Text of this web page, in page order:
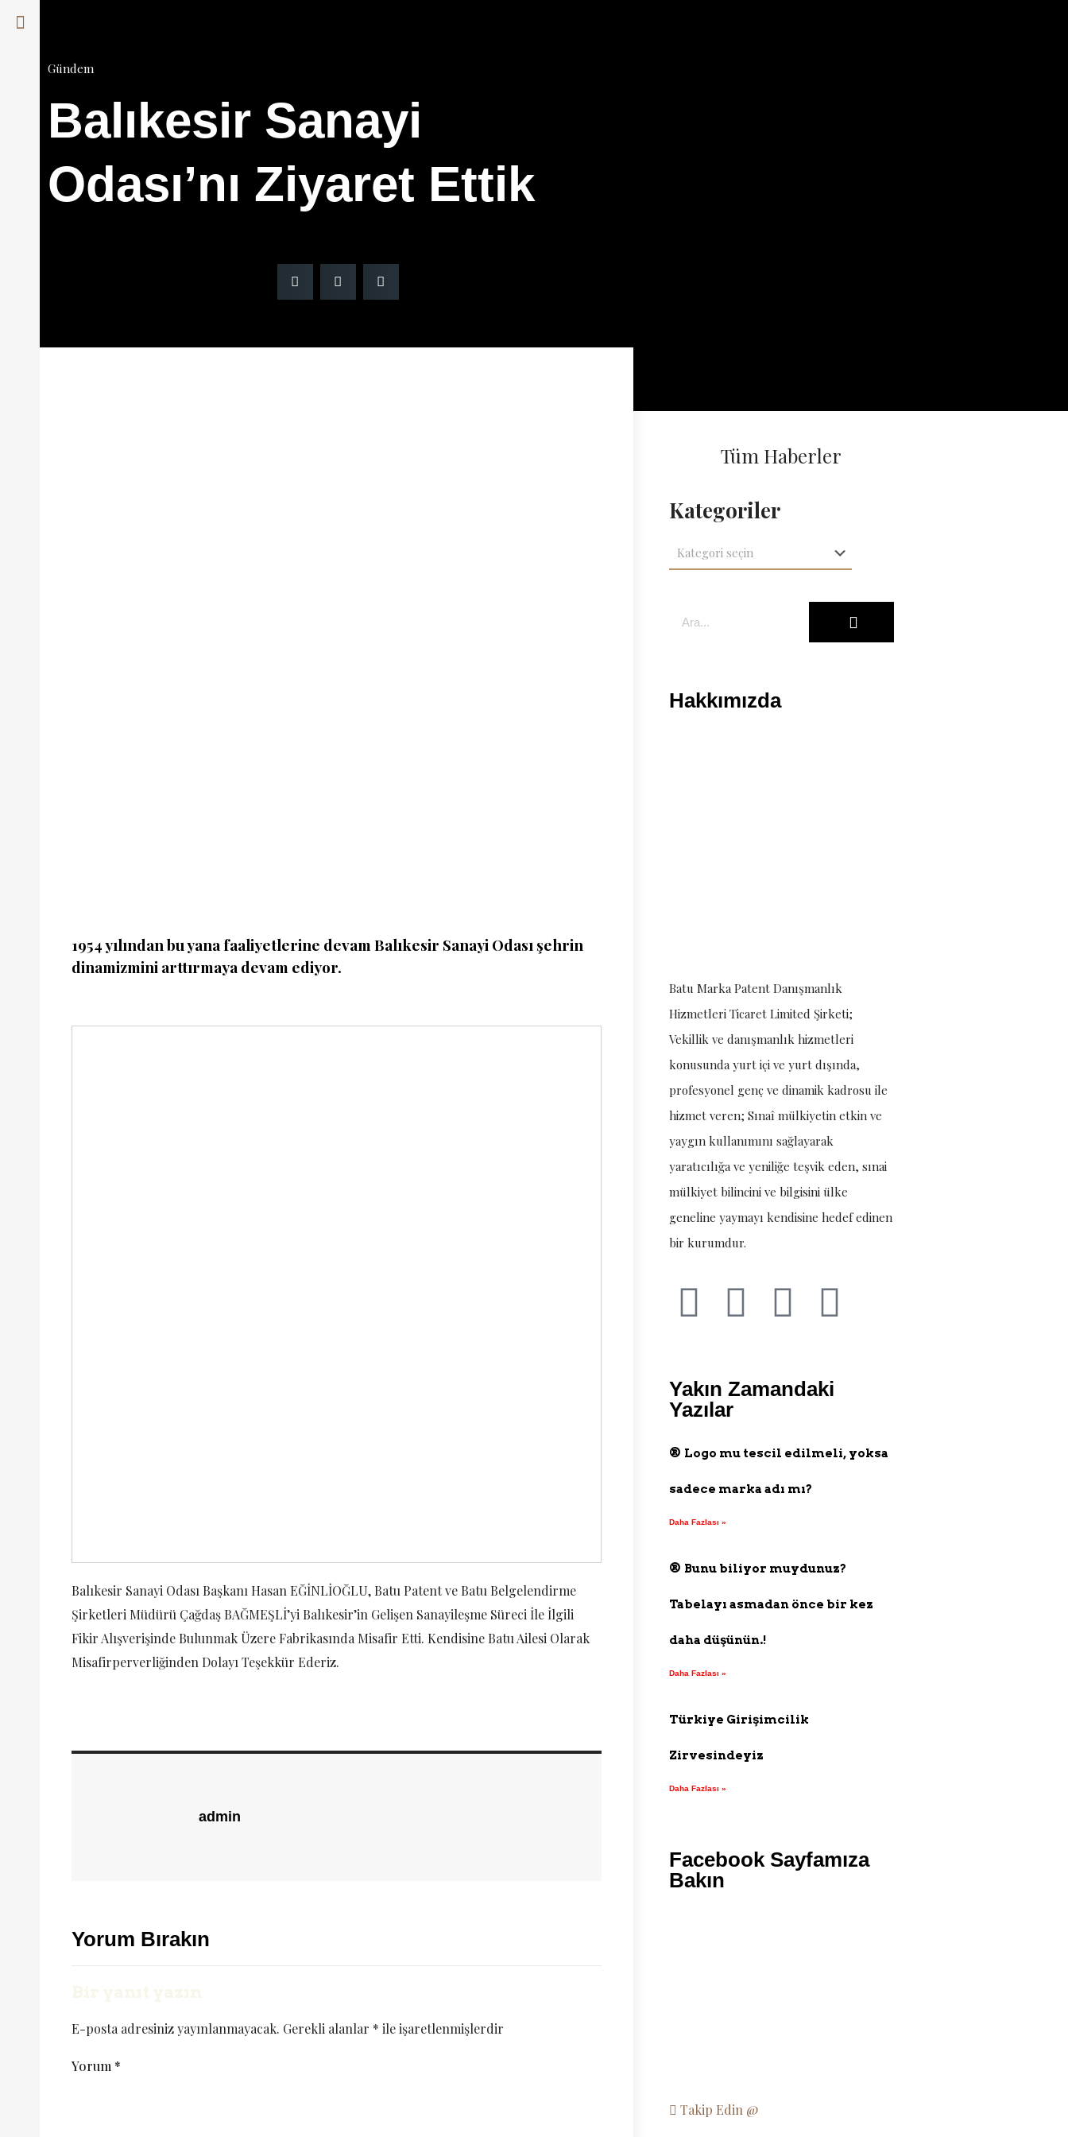
Gündem
Balıkesir Sanayi
Odası’nı Ziyaret Ettik
1954 yılından bu yana faaliyetlerine devam Balıkesir Sanayi Odası şehrin
dinamizmini arttırmaya devam ediyor.
Balıkesir Sanayi Odası Başkanı Hasan EĞİNLİOĞLU, Batu Patent ve Batu Belgelendirme
Şirketleri Müdürü Çağdaş BAĞMEŞLİ’yi Balıkesir’in Gelişen Sanayileşme Süreci İle İlgili
Fikir Alışverişinde Bulunmak Üzere Fabrikasında Misafir Etti. Kendisine Batu Ailesi Olarak
Misafirperverliğinden Dolayı Teşekkür Ederiz.
admin
Yorum Bırakın
E-posta adresiniz yayınlanmayacak. Gerekli alanlar * ile işaretlenmişlerdir
Yorum *
Tüm Haberler
Kategoriler
Hakkımızda
Batu Marka Patent Danışmanlık
Hizmetleri Ticaret Limited Şirketi;
Vekillik ve danışmanlık hizmetleri
konusunda yurt içi ve yurt dışında,
profesyonel genç ve dinamik kadrosu ile
hizmet veren; Sınaî mülkiyetin etkin ve
yaygın kullanımını sağlayarak
yaratıcılığa ve yeniliğe teşvik eden, sınai
mülkiyet bilincini ve bilgisini ülke
geneline yaymayı kendisine hedef edinen
bir kurumdur.
Yakın Zamandaki
Yazılar
®️ Logo mu tescil edilmeli, yoksa
sadece marka adı mı?
Daha Fazlası »
®️ Bunu biliyor muydunuz?
Tabelayı asmadan önce bir kez
daha düşünün.!
Daha Fazlası »
Türkiye Girişimcilik
Zirvesindeyiz
Daha Fazlası »
Facebook Sayfamıza
Bakın
Takip Edin @